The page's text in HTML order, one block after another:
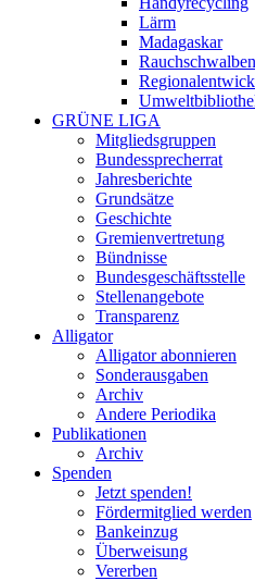
Lärm
Madagaskar
Rauchschwalben
GRÜNE LIGA
Mitgliedsgruppen
Bundessprecherrat
Jahresberichte
Grundsätze
Geschichte
Gremienvertretung
Bündnisse
Bundesgeschäftsstelle
Stellenangebote
Transparenz
Alligator
Alligator abonnieren
Sonderausgaben
Archiv
Andere Periodika
Publikationen
Archiv
Spenden
Jetzt spenden!
Fördermitglied werden
Bankeinzug
Überweisung
Vererben